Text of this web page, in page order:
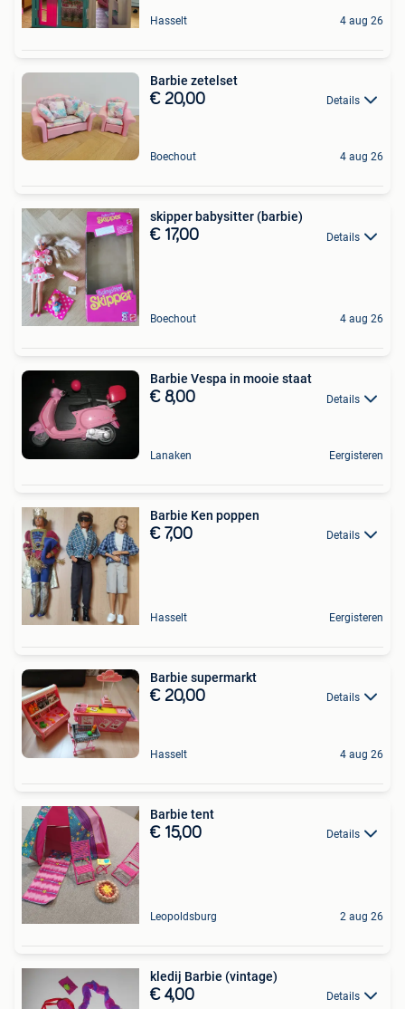
Hasselt 4 aug 26
Barbie zetelset
€ 20,00 Details
Boechout 4 aug 26
skipper babysitter (barbie)
€ 17,00 Details
Boechout 4 aug 26
Barbie Vespa in mooie staat
€ 8,00 Details
Lanaken Eergisteren
Barbie Ken poppen
€ 7,00 Details
Hasselt Eergisteren
Barbie supermarkt
€ 20,00 Details
Hasselt 4 aug 26
Barbie tent
€ 15,00 Details
Leopoldsburg 2 aug 26
kledij Barbie (vintage)
€ 4,00 Details